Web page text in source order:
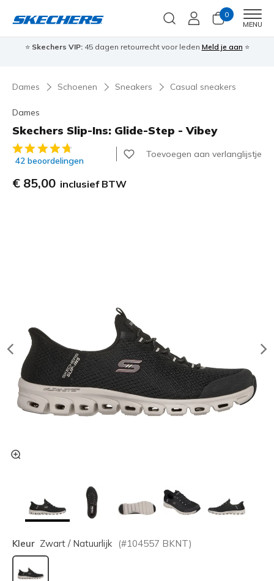
0
MENU
⭐ Skechers VIP:45 dagen retourrecht voor leden Meld je aan ⭐
Dames Schoenen Sneakers Casual sneakers
Dames
Skechers Slip-Ins: Glide-Step - Vibey
4,3 van de 5 klantbeoordelingen
42 beoordelingen
Toevoegen aan verlanglijstje
€ 85,00 inclusief BTW
Kleur Zwart / Natuurlijk (#104557 BKNT)